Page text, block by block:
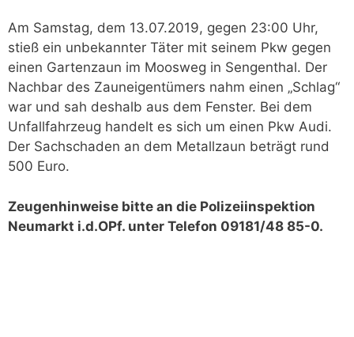
Am Samstag, dem 13.07.2019, gegen 23:00 Uhr,
stieß ein unbekannter Täter mit seinem Pkw gegen
einen Gartenzaun im Moosweg in Sengenthal. Der
Nachbar des Zauneigentümers nahm einen „Schlag“
war und sah deshalb aus dem Fenster. Bei dem
Unfallfahrzeug handelt es sich um einen Pkw Audi.
Der Sachschaden an dem Metallzaun beträgt rund
500 Euro.
Zeugenhinweise bitte an die Polizeiinspektion
Neumarkt i.d.OPf. unter Telefon 09181/48 85-0.